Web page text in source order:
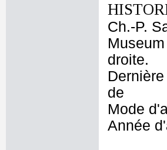
Ch.-P.
droite.
de
Mode
Année